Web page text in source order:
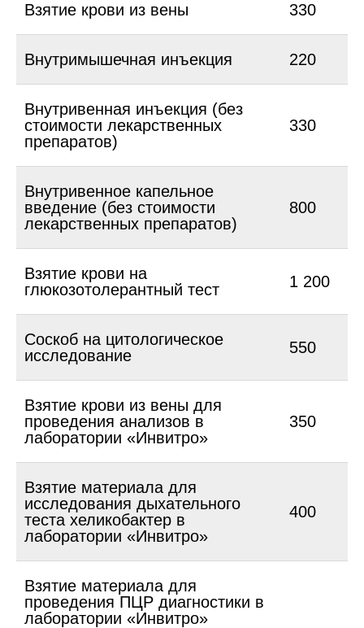
Взятие крови из вены 330
Внутримышечная инъекция 220
Внутривенная инъекция (без
стоимости лекарственных
препаратов)
330
Внутривенное капельное
введение (без стоимости
лекарственных препаратов)
800
Взятие крови на
глюкозотолерантный тест
1 200
Соскоб на цитологическое
исследование
550
Взятие крови из вены для
проведения анализов в
лаборатории «Инвитро»
350
Взятие материала для
исследования дыхательного
теста хеликобактер в
лаборатории «Инвитро»
400
Взятие материала для
проведения ПЦР диагностики в
лаборатории «Инвитро»